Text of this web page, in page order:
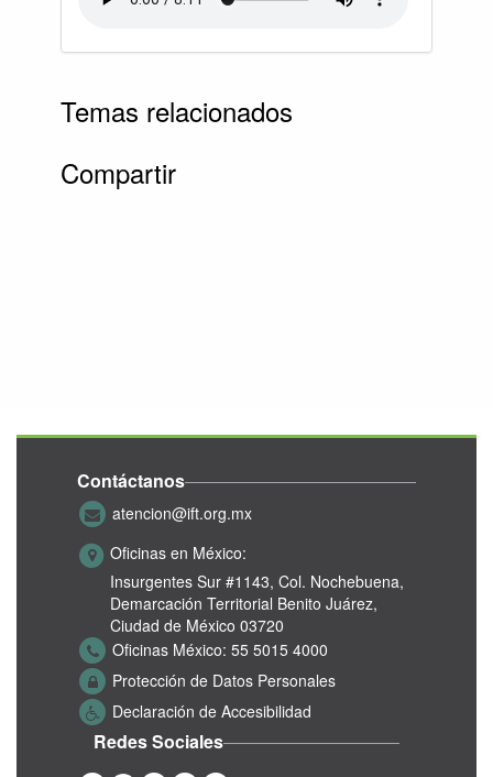
Temas relacionados
Compartir
Contáctanos
atencion@ift.org.mx
Oficinas en México:
Insurgentes Sur #1143, Col. Nochebuena,
Demarcación Territorial Benito Juárez,
Ciudad de México 03720
Oficinas México: 55 5015 4000
Protección de Datos Personales
Declaración de Accesibilidad
Redes Sociales